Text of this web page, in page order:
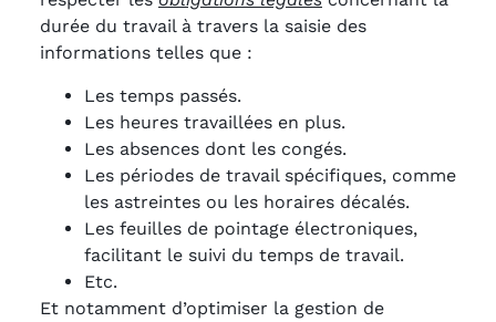
durée du travail à travers la saisie des
informations telles que :
Les temps passés.
Les heures travaillées en plus.
Les absences dont les congés.
Les périodes de travail spécifiques, comme
les astreintes ou les horaires décalés.
Les feuilles de pointage électroniques,
facilitant le suivi du temps de travail.
Etc.
Et notamment d’optimiser la gestion de